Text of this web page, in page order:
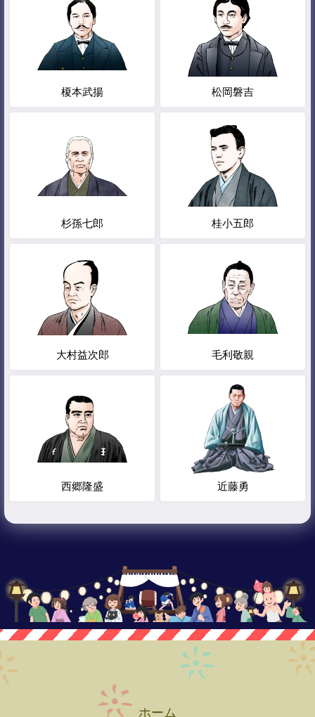
榎本武揚 松岡磐吉
杉孫七郎 桂小五郎
大村益次郎 毛利敬親
西郷隆盛 近藤勇
ホーム